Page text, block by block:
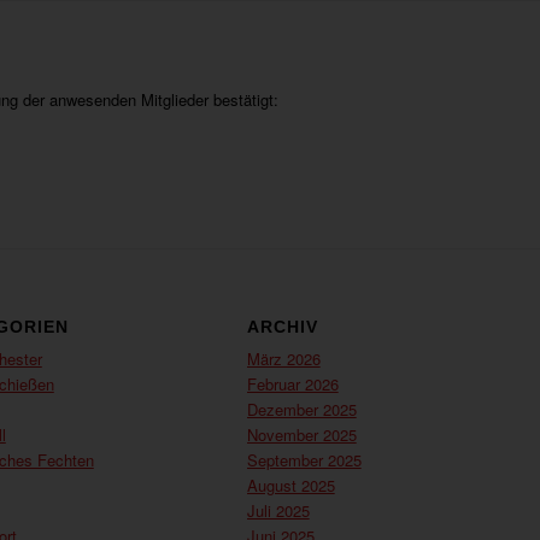
der anwesenden Mitglieder bestätigt:
Fechten
ARCHIV
März 2026
Februar 2026
Dezember 2025
November 2025
September 2025
August 2025
Juli 2025